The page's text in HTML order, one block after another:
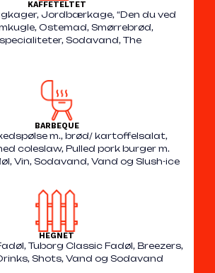
KAFFETELTET
Jordbærkage, “Den du ved
Ostemad, Smørrebrød,
Sodavand, The
BARBEQUE
m., brød/ kartoffelsalat,
coleslaw, Pulled pork burger m.
Vin, Sodavand, Vand og Slush-ice
HEGNET
Tuborg Classic Fadøl, Breezers,
Shots, Vand og Sodavand